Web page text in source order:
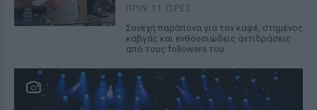
ΠΡΙΝ 11 ΏΡΕΣ
Συνεχή παράπονα για τον καφέ, στημένος
καβγάς και ενθουσιώδεις αντιδράσεις
από τους followers του